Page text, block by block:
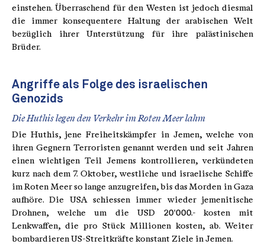
einstehen. Überraschend für den Westen ist jedoch diesmal
die immer konsequentere Haltung der arabischen Welt
bezüglich ihrer Unterstützung für ihre palästinischen
Brüder.
Angriffe als Folge des israelischen
Genozids
Die Huthis legen den Verkehr im Roten Meer lahm
Die Huthis, jene Freiheitskämpfer in Jemen, welche von
ihren Gegnern Terroristen genannt werden und seit Jahren
einen wichtigen Teil Jemens kontrollieren, verkündeten
kurz nach dem 7. Oktober, westliche und israelische Schiffe
im Roten Meer so lange anzugreifen, bis das Morden in Gaza
aufhöre. Die USA schiessen immer wieder jemenitische
Drohnen, welche um die USD 20'000.- kosten mit
Lenkwaffen, die pro Stück Millionen kosten, ab. Weiter
bombardieren US-Streitkräfte konstant Ziele in Jemen.